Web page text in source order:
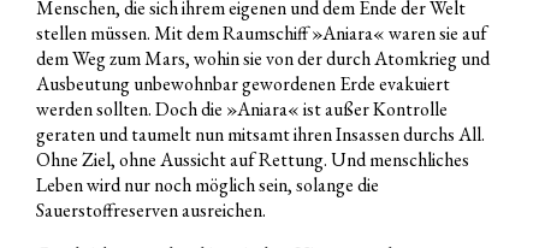
Menschen, die sich ihrem eigenen und dem Ende der Welt
stellen müssen. Mit dem Raumschiff »Aniara« waren sie auf
dem Weg zum Mars, wohin sie von der durch Atomkrieg und
Ausbeutung unbewohnbar gewordenen Erde evakuiert
werden sollten. Doch die »Aniara« ist außer Kontrolle
geraten und taumelt nun mitsamt ihren Insassen durchs All.
Ohne Ziel, ohne Aussicht auf Rettung. Und menschliches
Leben wird nur noch möglich sein, solange die
Sauerstoffreserven ausreichen.